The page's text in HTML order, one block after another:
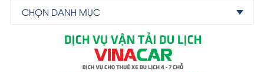
CHỌN DANH MỤC